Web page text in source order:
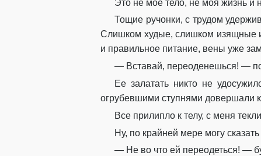
Это не мое тело, не моя жизнь и
Тощие ручонки, с трудом
Слишком худые, слишком изящные
и правильное питание, вены уже
— Вставай, переоденешься! —
Ее залатать никто не
огрубевшими ступнями довершали
Все прилипло к телу, с меня
Ну, по крайней мере могу
— Не во что ей переодеться! —